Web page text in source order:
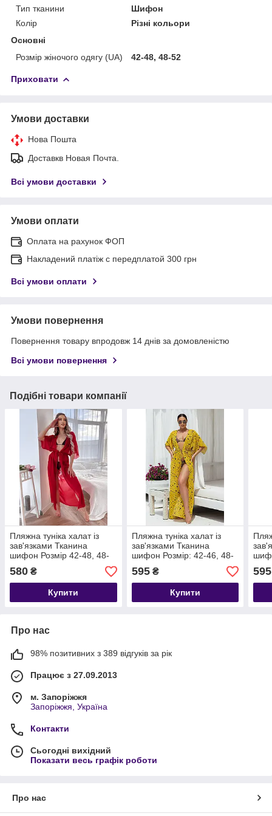
Тип тканини
Шифон
Колір
Різні кольори
Основні
Розмір жіночого одягу (UA)
42-48, 48-52
Приховати
Умови доставки
Нова Пошта
Доставкв Новая Почта.
Всі умови доставки
Умови оплати
Оплата на рахунок ФОП
Накладений платіж с передплатой 300 грн
Всі умови оплати
Умови повернення
Повернення товару впродовж 14 днів за домовленістю
Всі умови повернення
Подібні товари компанії
Пляжна туніка халат із
зав'язками Тканина
шифон Розмір 42-48, 48-
52
580 ₴
Купити
Пляжна туніка халат із
зав'язками Тканина
шифон Розмір: 42-46, 48-
50
595₴
Купити
50
595
Про нас
98% позитивних з 389 відгуків за рік
Працює з 27.09.2013
м. Запоріжжя
Запоріжжя, Україна
Контакти
Сьогодні вихідний
Показати весь графік роботи
Про нас